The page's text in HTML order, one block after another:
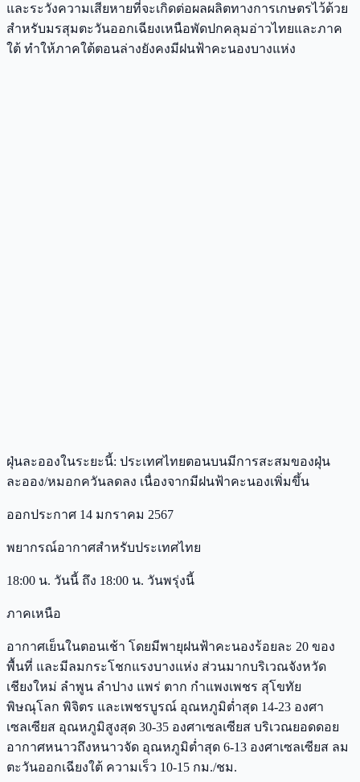
และระวังความเสียหายที่จะเกิดต่อผลผลิตทางการเกษตรไว้ด้วย
สำหรับมรสุมตะวันออกเฉียงเหนือพัดปกคลุมอ่าวไทยและภาค
ใต้ ทำให้ภาคใต้ตอนล่างยังคงมีฝนฟ้าคะนองบางแห่ง
ฝุ่นละอองในระยะนี้: ประเทศไทยตอนบนมีการสะสมของฝุ่น
ละออง/หมอกควันลดลง เนื่องจากมีฝนฟ้าคะนองเพิ่มขึ้น
ออกประกาศ 14 มกราคม 2567
พยากรณ์อากาศสำหรับประเทศไทย
18:00 น. วันนี้ ถึง 18:00 น. วันพรุ่งนี้
ภาคเหนือ
อากาศเย็นในตอนเช้า โดยมีพายุฝนฟ้าคะนองร้อยละ 20 ของ
พื้นที่ และมีลมกระโชกแรงบางแห่ง ส่วนมากบริเวณจังหวัด
เชียงใหม่ ลำพูน ลำปาง แพร่ ตาก กำแพงเพชร สุโขทัย
พิษณุโลก พิจิตร และเพชรบูรณ์ อุณหภูมิต่ำสุด 14-23 องศา
เซลเซียส อุณหภูมิสูงสุด 30-35 องศาเซลเซียส บริเวณยอดดอย
อากาศหนาวถึงหนาวจัด อุณหภูมิต่ำสุด 6-13 องศาเซลเซียส ลม
ตะวันออกเฉียงใต้ ความเร็ว 10-15 กม./ชม.